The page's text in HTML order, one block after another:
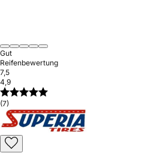
Gut
Reifenbewertung
7,5
4,9
(7)